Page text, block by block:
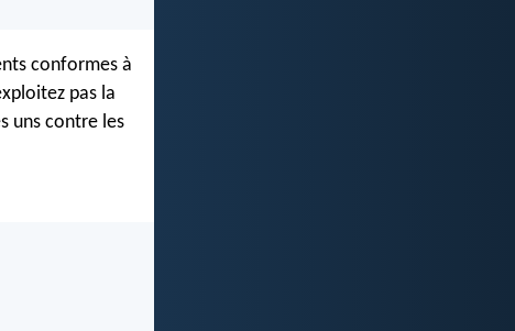
conformes à
pas la
uns contre les